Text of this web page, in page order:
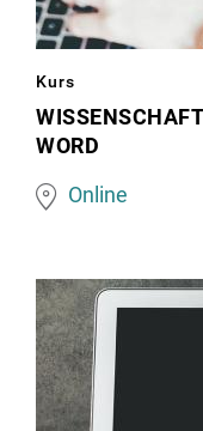
Frau
schreibt
am
Laptop
Kurs
WORD
Online